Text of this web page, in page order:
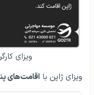
ویزای
ویزای ژاپن با اقامت‌های